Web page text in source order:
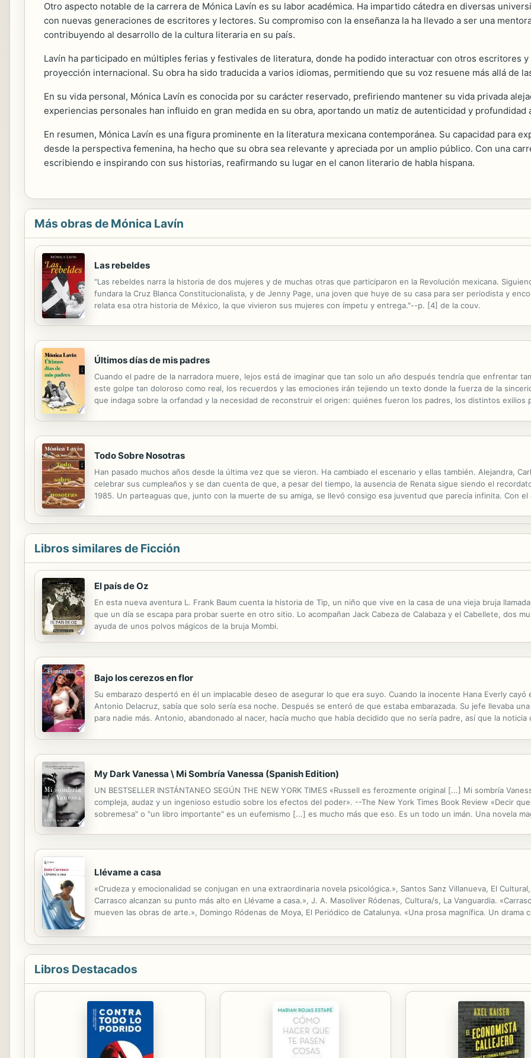
Otro aspecto notable de la carrera de Mónica Lavín es su labor académica. Ha impartido cátedra en diversas
con nuevas generaciones de escritores y lectores. Su compromiso con la enseñanza la ha llevado a ser una
contribuyendo al desarrollo de la cultura literaria en su país.
Lavín ha participado en múltiples ferias y festivales de literatura, donde ha podido interactuar con otros escritores
proyección internacional. Su obra ha sido traducida a varios idiomas, permitiendo que su voz resuene más allá de
En su vida personal, Mónica Lavín es conocida por su carácter reservado, prefiriendo mantener su vida privada
experiencias personales han influido en gran medida en su obra, aportando un matiz de autenticidad y profundidad
En resumen, Mónica Lavín es una figura prominente en la literatura mexicana contemporánea. Su capacidad para
desde la perspectiva femenina, ha hecho que su obra sea relevante y apreciada por un amplio público. Con una
escribiendo e inspirando con sus historias, reafirmando su lugar en el canon literario de habla hispana.
Más obras de Mónica Lavín
Las rebeldes
"Las rebeldes narra la historia de dos mujeres y de muchas otras que participaron en la Revolución mexicana.
fundara la Cruz Blanca Constitucionalista, y de Jenny Page, una joven que huye de su casa para ser periodista y
relata esa otra historia de México, la que vivieron sus mujeres con ímpetu y entrega."--p. [4] de la couv.
Últimos días de mis padres
Cuando el padre de la narradora muere, lejos está de imaginar que tan solo un año después tendría que enfrentar
este golpe tan doloroso como real, los recuerdos y las emociones irán tejiendo un texto donde la fuerza de la
que indaga sobre la orfandad y la necesidad de reconstruir el origen: quiénes fueron los padres, los distintos exilios
Todo Sobre Nosotras
Han pasado muchos años desde la última vez que se vieron. Ha cambiado el escenario y ellas también. Alejandra,
celebrar sus cumpleaños y se dan cuenta de que, a pesar del tiempo, la ausencia de Renata sigue siendo el
1985. Un parteaguas que, junto con la muerte de su amiga, se llevó consigo esa juventud que parecía infinita. Con
Libros similares de Ficción
El país de Oz
En esta nueva aventura L. Frank Baum cuenta la historia de Tip, un niño que vive en la casa de una vieja bruja
que un día se escapa para probar suerte en otro sitio. Lo acompañan Jack Cabeza de Calabaza y el Cabellete, dos
ayuda de unos polvos mágicos de la bruja Mombi.
Bajo los cerezos en flor
Su embarazo despertó en él un implacable deseo de asegurar lo que era suyo. Cuando la inocente Hana Everly
Antonio Delacruz, sabía que solo sería esa noche. Después se enteró de que estaba embarazada. Su jefe llevaba
para nadie más. Antonio, abandonado al nacer, hacía mucho que había decidido que no sería padre, así que la
My Dark Vanessa \ Mi Sombría Vanessa (Spanish Edition)
UN BESTSELLER INSTÁNTANEO SEGÚN THE NEW YORK TIMES «Russell es ferozmente original [...] Mi sombría
compleja, audaz y un ingenioso estudio sobre los efectos del poder». --The New York Times Book Review «Decir
sobremesa" o "un libro importante" es un eufemismo [...] es mucho más que eso. Es un todo un imán. Una novela
Llévame a casa
«Crudeza y emocionalidad se conjugan en una extraordinaria novela psicológica.», Santos Sanz Villanueva, El
Carrasco alcanzan su punto más alto en Llévame a casa.», J. A. Masoliver Ródenas, Cultura/s, La Vanguardia.
mueven las obras de arte.», Domingo Ródenas de Moya, El Periódico de Catalunya. «Una prosa magnífica. Un
Libros Destacados